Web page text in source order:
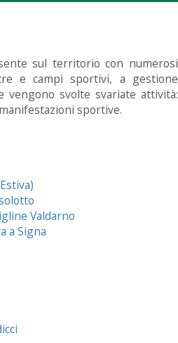
sul territorio con numerosi
e campi sportivi, a gestione
vengono svolte svariate attività:
sportive.
Valdarno
a Signa